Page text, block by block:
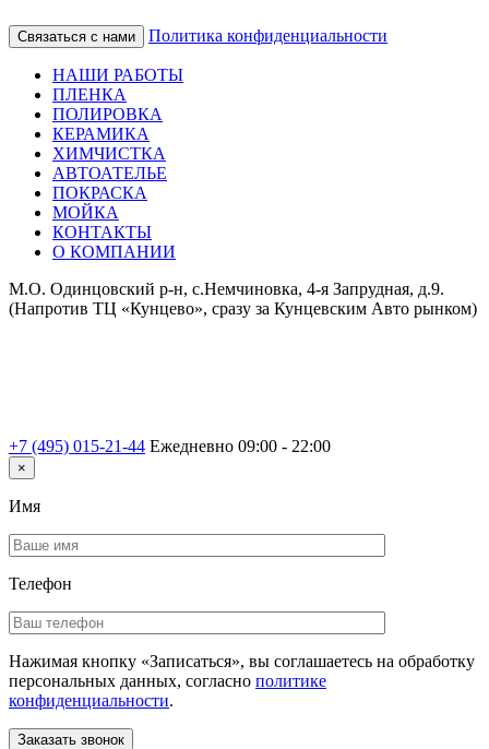
Связаться с нами Политика конфиденциальности
НАШИ РАБОТЫ
ПЛЕНКА
ПОЛИРОВКА
КЕРАМИКА
ХИМЧИСТКА
АВТОАТЕЛЬЕ
ПОКРАСКА
МОЙКА
КОНТАКТЫ
О КОМПАНИИ
М.О. Одинцовский р-н, с.Немчиновка, 4-я Запрудная, д.9.
(Напротив ТЦ «Кунцево», сразу за Кунцевским Авто рынком)
+7 (495) 015-21-44 Ежедневно 09:00 - 22:00
×
Имя
Телефон
Нажимая кнопку «Записаться», вы соглашаетесь на обработку
персональных данных, согласно политике
конфиденциальности.